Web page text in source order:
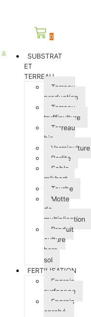
0
SUBSTRAT
ET
TERREAU
Terreau
production
Terreau
trufficulture
Terreau
bio
Vermiculture
Perlite
Sable
mikhart
Tourbe
Motte
de
multiplication
Produit
culture
hors
sol
FERTILISATION
Engrais
surfaçage
Engrais
enrobé